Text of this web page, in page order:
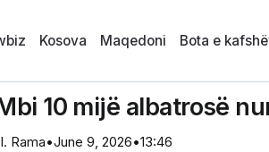
Kosova Maqedoni Bota e
10 mijë albatrosë
I. Rama•June 9, 2026•13:46